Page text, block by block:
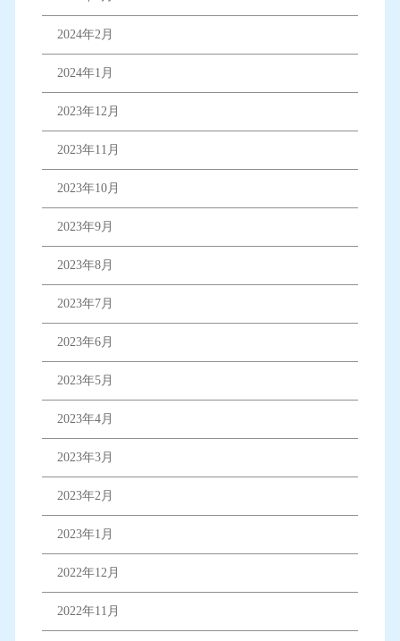
2024年2月
2024年1月
2023年12月
2023年11月
2023年10月
2023年9月
2023年8月
2023年7月
2023年6月
2023年5月
2023年4月
2023年3月
2023年2月
2023年1月
2022年12月
2022年11月